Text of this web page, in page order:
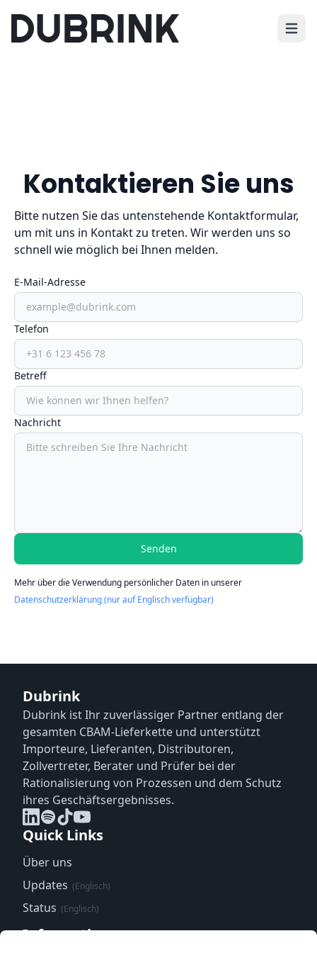
Kontaktieren Sie uns
Bitte nutzen Sie das untenstehende Kontaktformular,
um mit uns in Kontakt zu treten. Wir werden uns so
schnell wie möglich bei Ihnen melden.
E-Mail-Adresse
Telefon
Betreff
Nachricht
Senden
Mehr über die Verwendung persönlicher Daten in unserer
Datenschutzerklärung (nur auf Englisch verfügbar)
Dubrink
Dubrink ist Ihr zuverlässiger Partner entlang der
gesamten CBAM-Lieferkette und unterstützt
Importeure, Lieferanten, Distributoren,
Zollvertreter, Berater und Prüfer bei der
Rationalisierung von Prozessen und dem Schutz
ihres Geschäftsergebnisses.
Quick Links
Über uns
Updates (Englisch)
Status (Englisch)
Informationen